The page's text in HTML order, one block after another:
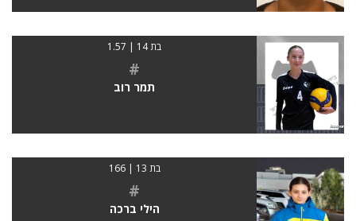
בת 14 | 1.57
#
תמר רוב
בת 13 | 166
#
הילי ברכה